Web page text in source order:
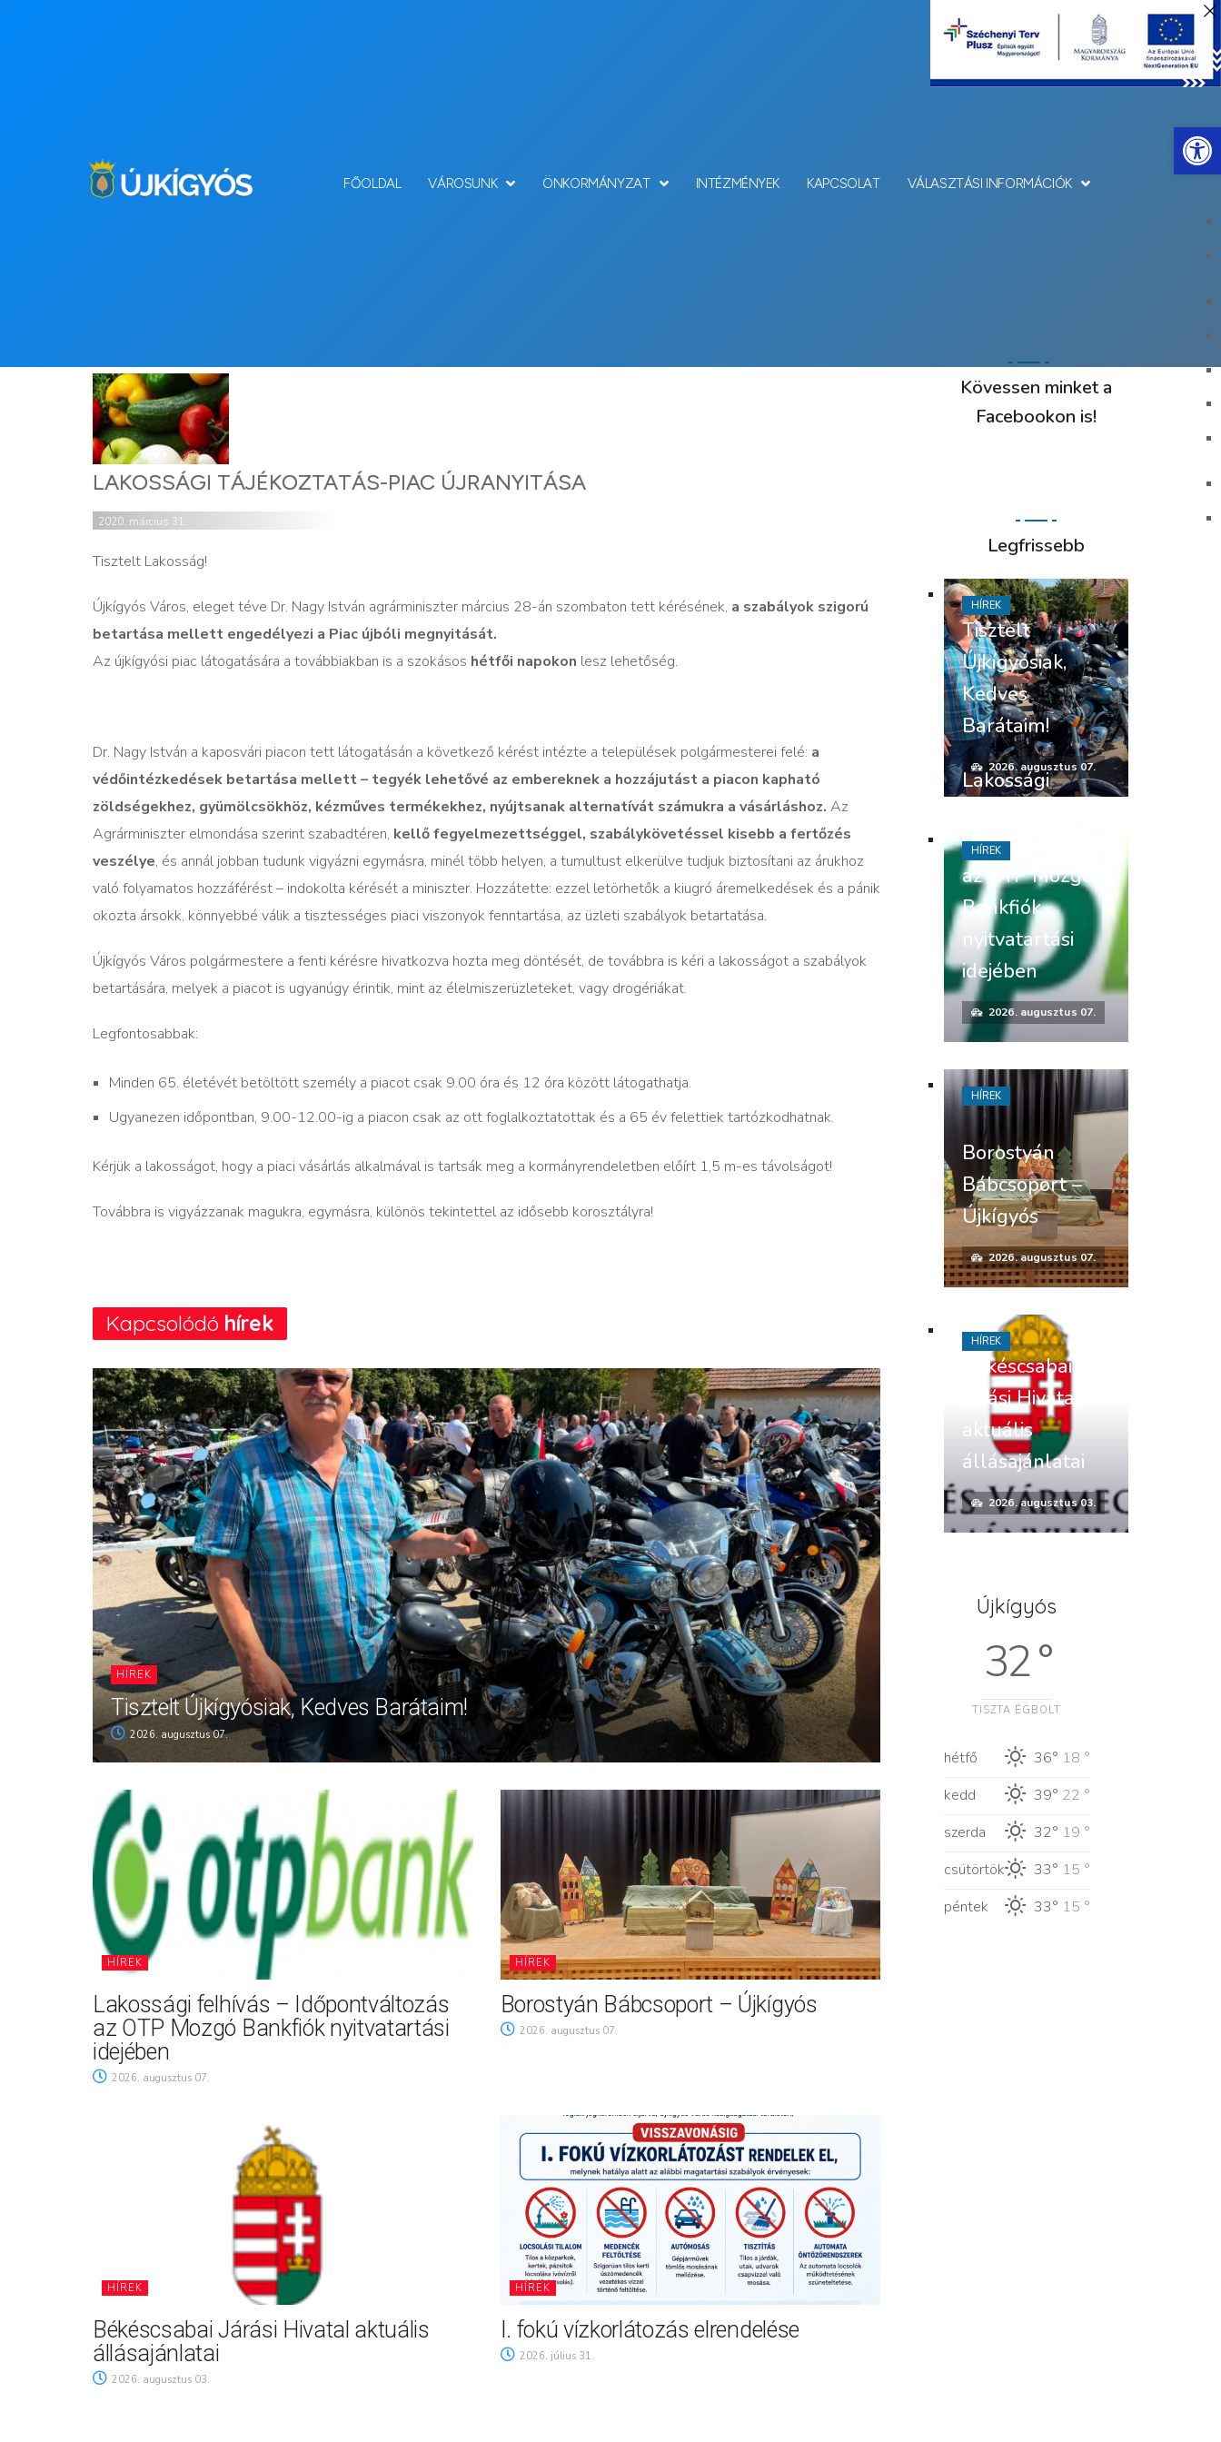
FŐOLDAL VÁROSUNK ÖNKORMÁNYZAT INTÉZMÉNYEK KAPCSOLAT VÁLASZTÁSI INFORMÁCIÓK
LAKOSSÁGI TÁJÉKOZTATÁS-PIAC ÚJRANYITÁSA
2020. március 31.
Tisztelt Lakosság!
Újkígyós Város, eleget téve Dr. Nagy István agrárminiszter március 28-án szombaton tett kérésének, a szabályok szigorú
betartása mellett engedélyezi a Piac újbóli megnyitását.
Az újkígyósi piac látogatására a továbbiakban is a szokásos hétfői napokon lesz lehetőség.
Dr. Nagy István a kaposvári piacon tett látogatásán a következő kérést intézte a települések polgármesterei felé: a
védőintézkedések betartása mellett – tegyék lehetővé az embereknek a hozzájutást a piacon kapható
zöldségekhez, gyümölcsökhöz, kézműves termékekhez, nyújtsanak alternatívát számukra a vásárláshoz. Az
Agrárminiszter elmondása szerint szabadtéren, kellő fegyelmezettséggel, szabálykövetéssel kisebb a fertőzés
veszélye, és annál jobban tudunk vigyázni egymásra, minél több helyen, a tumultust elkerülve tudjuk biztosítani az árukhoz
való folyamatos hozzáférést – indokolta kérését a miniszter. Hozzátette: ezzel letörhetők a kiugró áremelkedések és a pánik
okozta ársokk, könnyebbé válik a tisztességes piaci viszonyok fenntartása, az üzleti szabályok betartatása.
Újkígyós Város polgármestere a fenti kérésre hivatkozva hozta meg döntését, de továbbra is kéri a lakosságot a szabályok
betartására, melyek a piacot is ugyanúgy érintik, mint az élelmiszerüzleteket, vagy drogériákat.
Legfontosabbak:
Minden 65. életévét betöltött személy a piacot csak 9.00 óra és 12 óra között látogathatja.
Ugyanezen időpontban, 9.00-12.00-ig a piacon csak az ott foglalkoztatottak és a 65 év felettiek tartózkodhatnak.
Kérjük a lakosságot, hogy a piaci vásárlás alkalmával is tartsák meg a kormányrendeletben előírt 1,5 m-es távolságot!
Továbbra is vigyázzanak magukra, egymásra, különös tekintettel az idősebb korosztályra!
Kapcsolódó hírek
HÍREK
Tisztelt Újkígyósiak, Kedves Barátaim!
2026. augusztus 07.
HÍREK
Lakossági felhívás – Időpontváltozás
az OTP Mozgó Bankfiók nyitvatartási
idejében
2026. augusztus 07.
HÍREK
Borostyán Bábcsoport – Újkígyós
2026. augusztus 07.
HÍREK
Békéscsabai Járási Hivatal aktuális
állásajánlatai
2026. augusztus 03.
HÍREK
I. fokú vízkorlátozás elrendelése
2026. július 31.
Kövessen minket a
Facebookon is!
Legfrissebb
Tisztelt
Újkígyósiak,
Kedves
Barátaim!
2026. augusztus 07.
HÍREK
Lakossági
Időpontváltozás
az OTP Mozgó
Bankfiók
nyitvatartási
idejében
2026. augusztus 07.
HÍREK
Borostyán
Bábcsoport –
Újkígyós
2026. augusztus 07.
HÍREK
Békéscsabai
Járási Hivatal
aktuális
állásajánlatai
2026. augusztus 03.
HÍREK
Újkígyós
32 °
TISZTA ÉGBOLT
hétfő 36° 18 °
kedd
39° 22 °
szerda
32° 19 °
csütörtök
33° 15 °
péntek
33° 15 °